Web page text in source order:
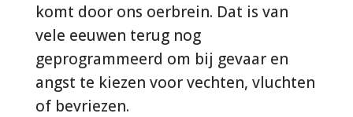
komt door ons oerbrein. Dat is van
vele eeuwen terug nog
geprogrammeerd om bij gevaar en
angst te kiezen voor vechten, vluchten
of bevriezen.